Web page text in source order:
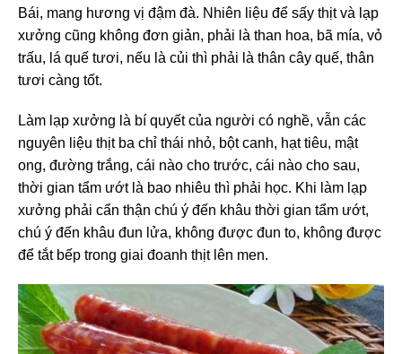
Bái, mang hương vị đậm đà. Nhiên liệu để sấy thịt và lạp
xưởng cũng không đơn giản, phải là than hoa, bã mía, vỏ
trấu, lá quế tươi, nếu là củi thì phải là thân cây quế, thân
tươi càng tốt.
Làm lạp xưởng là bí quyết của người có nghề, vẫn các
nguyên liệu thịt ba chỉ thái nhỏ, bột canh, hạt tiêu, mật
ong, đường trắng, cái nào cho trước, cái nào cho sau,
thời gian tẩm ướt là bao nhiêu thì phải học. Khi làm lạp
xưởng phải cẩn thận chú ý đến khâu thời gian tẩm ướt,
chú ý đến khâu đun lửa, không được đun to, không được
để tắt bếp trong giai đoanh thịt lên men.